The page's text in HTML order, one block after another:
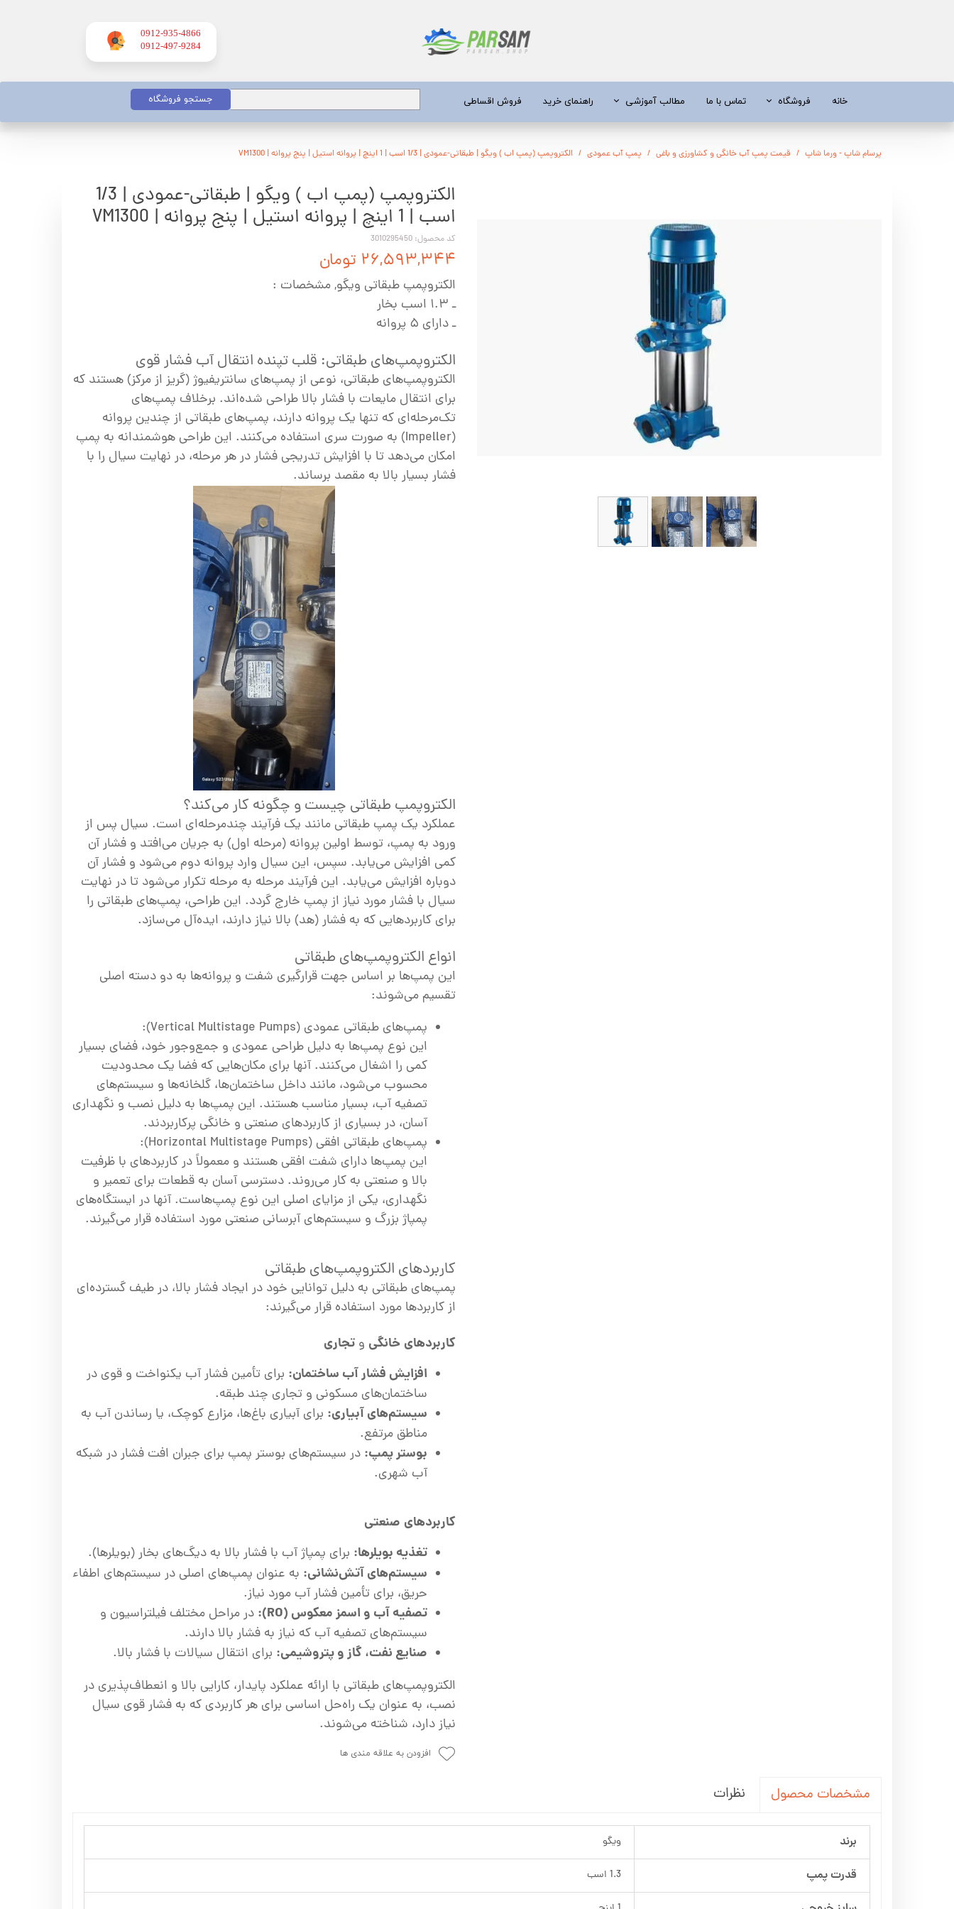
0912-935-4866
​​​​​​​0912-497-9284
خانه فروشگاه
آبسردکن و دستگاه تصفیه آب
کفکش / لجن کش
اره زنجیری / علفتراش
موتور تک
بلوير
تماس با ما مطالب آموزشی
تیلر
کفکش و لجن کش
ابزار و قطعات
کارواش
موتور تک
سمپاش
علتفراش
راهنمای خرید فروش اقساطی جستجو فروشگاه
پرسام شاپ - ورما شاپ قیمت پمپ آب خانگی و کشاورزی و باغی پمپ آب عمودی الکتروپمپ (پمپ اب ) ویگو | طبقاتی-عمودی | 1/3 اسب | 1 اینچ | پروانه استیل | پنج پروانه | VM1300
الکتروپمپ (پمپ اب ) ویگو | طبقاتی-عمودی | 1/3
اسب | 1 اینچ | پروانه استیل | پنج پروانه | VM1300
کد محصول: 3010295450
۲۶,۵۹۳,۳۴۴ تومان
الکتروپمپ طبقاتی ویگو, مشخصات :
ـ ۱.۳ اسب بخار
ـ دارای ۵ پروانه
الکتروپمپ‌های طبقاتی: قلب تپنده انتقال آب فشار قوی
الکتروپمپ‌های طبقاتی، نوعی از پمپ‌های سانتریفیوژ (گریز از مرکز) هستند که
برای انتقال مایعات با فشار بالا طراحی شده‌اند. برخلاف پمپ‌های
تک‌مرحله‌ای که تنها یک پروانه دارند، پمپ‌های طبقاتی از چندین پروانه
(Impeller) به صورت سری استفاده می‌کنند. این طراحی هوشمندانه به پمپ
امکان می‌دهد تا با افزایش تدریجی فشار در هر مرحله، در نهایت سیال را با
فشار بسیار بالا به مقصد برساند.
الکتروپمپ طبقاتی چیست و چگونه کار می‌کند؟
عملکرد یک پمپ طبقاتی مانند یک فرآیند چندمرحله‌ای است. سیال پس از
ورود به پمپ، توسط اولین پروانه (مرحله اول) به جریان می‌افتد و فشار آن
کمی افزایش می‌یابد. سپس، این سیال وارد پروانه دوم می‌شود و فشار آن
دوباره افزایش می‌یابد. این فرآیند مرحله به مرحله تکرار می‌شود تا در نهایت
سیال با فشار مورد نیاز از پمپ خارج گردد. این طراحی، پمپ‌های طبقاتی را
برای کاربردهایی که به فشار (هد) بالا نیاز دارند، ایده‌آل می‌سازد.
انواع الکتروپمپ‌های طبقاتی
این پمپ‌ها بر اساس جهت قرارگیری شفت و پروانه‌ها به دو دسته اصلی
تقسیم می‌شوند:
پمپ‌های طبقاتی عمودی (Vertical Multistage Pumps):
این نوع پمپ‌ها به دلیل طراحی عمودی و جمع‌وجور خود، فضای بسیار
کمی را اشغال می‌کنند. آنها برای مکان‌هایی که فضا یک محدودیت
محسوب می‌شود، مانند داخل ساختمان‌ها، گلخانه‌ها و سیستم‌های
تصفیه آب، بسیار مناسب هستند. این پمپ‌ها به دلیل نصب و نگهداری
آسان، در بسیاری از کاربردهای صنعتی و خانگی پرکاربردند.
پمپ‌های طبقاتی افقی (Horizontal Multistage Pumps):
این پمپ‌ها دارای شفت افقی هستند و معمولاً در کاربردهای با ظرفیت
بالا و صنعتی به کار می‌روند. دسترسی آسان به قطعات برای تعمیر و
نگهداری، یکی از مزایای اصلی این نوع پمپ‌هاست. آنها در ایستگاه‌های
پمپاژ بزرگ و سیستم‌های آبرسانی صنعتی مورد استفاده قرار می‌گیرند.
کاربردهای الکتروپمپ‌های طبقاتی
پمپ‌های طبقاتی به دلیل توانایی خود در ایجاد فشار بالا، در طیف گسترده‌ای
از کاربردها مورد استفاده قرار می‌گیرند:
کاربردهای خانگی و تجاری
افزایش فشار آب ساختمان: برای تأمین فشار آب یکنواخت و قوی در
ساختمان‌های مسکونی و تجاری چند طبقه.
سیستم‌های آبیاری: برای آبیاری باغ‌ها، مزارع کوچک، یا رساندن آب به
مناطق مرتفع.
بوستر پمپ: در سیستم‌های بوستر پمپ برای جبران افت فشار در شبکه
آب شهری.
کاربردهای صنعتی
تغذیه بویلرها: برای پمپاژ آب با فشار بالا به دیگ‌های بخار (بویلرها).
سیستم‌های آتش‌نشانی: به عنوان پمپ‌های اصلی در سیستم‌های اطفاء
حریق، برای تأمین فشار آب مورد نیاز.
تصفیه آب و اسمز معکوس (RO):
در مراحل مختلف فیلتراسیون و
سیستم‌های تصفیه آب که نیاز به فشار بالا دارند.
صنایع نفت، گاز و پتروشیمی: برای انتقال سیالات با فشار بالا.
الکتروپمپ‌های طبقاتی با ارائه عملکرد پایدار، کارایی بالا و انعطاف‌پذیری در
نصب، به عنوان یک راه‌حل اساسی برای هر کاربردی که به فشار قوی سیال
نیاز دارد، شناخته می‌شوند.
افزودن به علاقه مندی ها
مشخصات محصول نظرات
برند ویگو
قدرت پمپ 1.3 اسب